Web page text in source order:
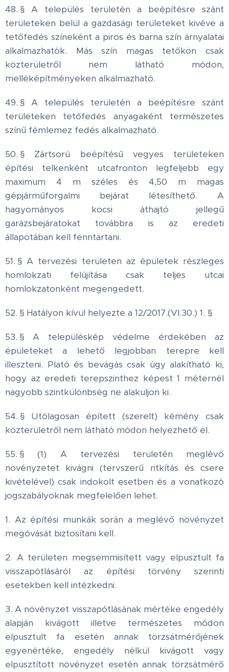
48. § A település területén a beépítésre szánt
területeken belül a gazdasági területeket kivéve a
tetőfedés színeként a piros és barna szín árnyalatai
alkalmazhatók. Más szín magas tetőkön csak
közterületről nem látható módon,
melléképítményeken alkalmazható.
49. § A település területén a beépítésre szánt
területeken tetőfedés anyagaként természetes
színű fémlemez fedés alkalmazható.
50. § Zártsorú beépítésű vegyes területeken
építési telkenként utcafronton legfeljebb egy
maximum 4 m széles és 4,50 m magas
gépjárműforgalmi bejárat létesíthető. A
hagyományos kocsi áthajtó jellegű
garázsbejáratokat továbbra is az eredeti
állapotában kell fenntartani.
51. § A tervezési területen az épületek részleges
homlokzati felújítása csak teljes utcai
homlokzatonként megengedett.
52. § Hatályon kívül helyezte a 12/2017.(VI.30.) 1. §
53. § A településkép védelme érdekében az
épületeket a lehető legjobban terepre kell
illeszteni. Plató és bevágás csak úgy alakítható ki,
hogy az eredeti terepszinthez képest 1 méternél
nagyobb szintkülönbség ne alakuljon ki.
54. § Utólagosan épített (szerelt) kémény csak
közterületről nem látható módon helyezhető el.
55. § (1) A tervezési területén meglévő
növényzetet kivágni (tervszerű ritkítás és csere
kivételével) csak indokolt esetben és a vonatkozó
jogszabályoknak megfelelően lehet.
1. Az építési munkák során a meglévő növényzet
megóvását biztosítani kell.
2. A területen megsemmisített vagy elpusztult fa
visszapótlásáról az építési törvény szerinti
esetekben kell intézkedni.
3. A növényzet visszapótlásának mértéke engedély
alapján kivágott illetve természetes módon
elpusztult fa esetén annak törzsátmérőjének
egyenértéke, engedély nélkül kivágott vagy
elpusztított növényzet esetén annak törzsátmérő